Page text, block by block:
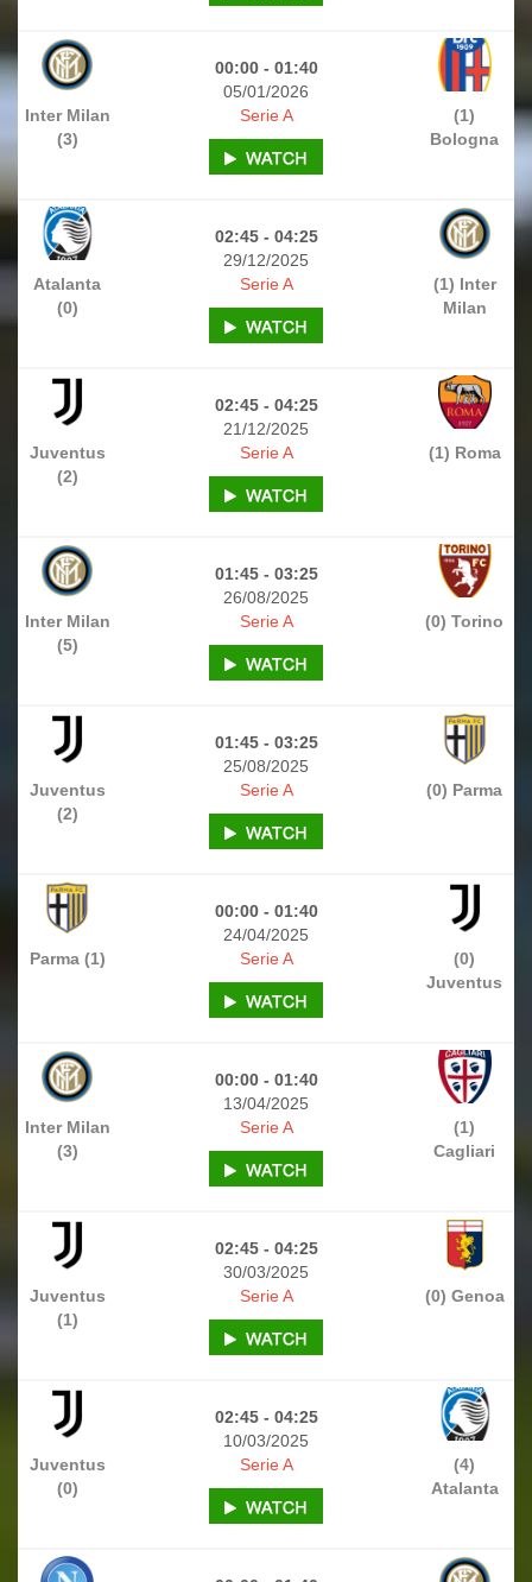
00:00 - 01:40
05/01/2026
Inter Milan
(3)
(1)
Bologna
Serie A
02:45 - 04:25
29/12/2025
Atalanta
(0)
(1) Inter
Milan
Serie A
02:45 - 04:25
21/12/2025
Juventus
(2)
(1) Roma
Serie A
01:45 - 03:25
26/08/2025
Inter Milan
(5)
(0) Torino
Serie A
01:45 - 03:25
25/08/2025
Juventus
(2)
(0) Parma
Serie A
00:00 - 01:40
24/04/2025
Parma (1)
(0)
Juventus
Serie A
00:00 - 01:40
13/04/2025
Inter Milan
(3)
(1)
Cagliari
Serie A
02:45 - 04:25
30/03/2025
Juventus
(1)
(0) Genoa
Serie A
02:45 - 04:25
10/03/2025
Juventus
(0)
(4)
Atalanta
Serie A